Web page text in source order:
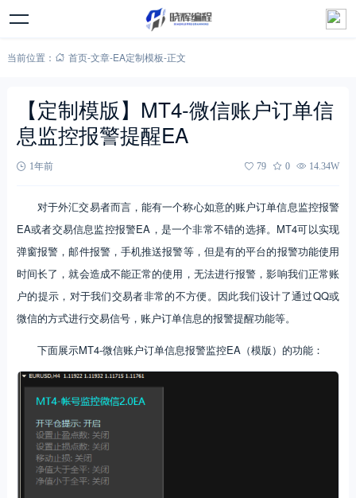
当前位置： 首页-文章-EA定制模板-正文
【定制模版】MT4-微信账户订单信
息监控报警提醒EA
1年前 79 0 14.34W
对于外汇交易者而言，能有一个称心如意的账户订单信息监控报警
EA或者交易信息监控报警EA，是一个非常不错的选择。MT4可以实现
弹窗报警，邮件报警，手机推送报警等，但是有的平台的报警功能使用
时间长了，就会造成不能正常的使用，无法进行报警，影响我们正常账
户的提示，对于我们交易者非常的不方便。因此我们设计了通过QQ或
微信的方式进行交易信号，账户订单信息的报警提醒功能等。
下面展示MT4-微信账户订单信息报警监控EA（模版）的功能：